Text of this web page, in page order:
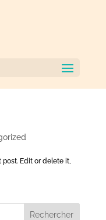
post. Edit or delete it,
Rechercher